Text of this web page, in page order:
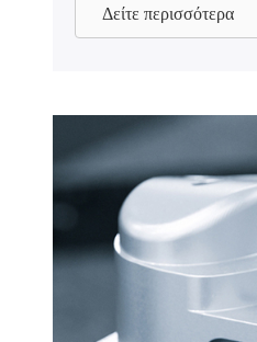
Δείτε περισσότερα